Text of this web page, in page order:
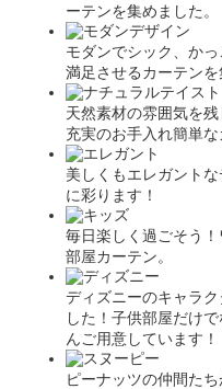
ーテンを集めました。
モダンでシック、か
満足させるカーテンを
天然素材の雰囲気を
充実のお手入れ簡単な
美しくもエレガント
に彩ります！
毎日楽しく過ごそう
部屋カーテン。
ディズニーのキャラ
した！子供部屋だけ
んご用意しています！
ピーナッツの仲間た